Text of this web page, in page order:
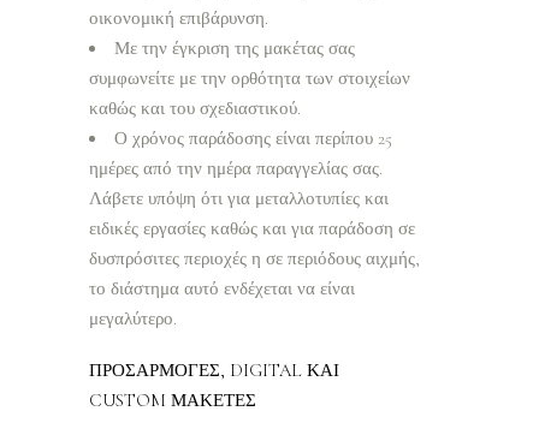
οικονομική επιβάρυνση.
Με την έγκριση της μακέτας σας
συμφωνείτε με την ορθότητα των στοιχείων
καθώς και του σχεδιαστικού.
Ο χρόνος παράδοσης είναι περίπου 25
ημέρες από την ημέρα παραγγελίας σας.
Λάβετε υπόψη ότι για μεταλλοτυπίες και
ειδικές εργασίες καθώς και για παράδοση σε
δυσπρόσιτες περιοχές η σε περιόδους αιχμής,
το διάστημα αυτό ενδέχεται να είναι
μεγαλύτερο.
ΠΡΟΣΑΡΜΟΓΕΣ, DIGITAL ΚΑΙ
CUSTOM ΜΑΚΕΤΕΣ